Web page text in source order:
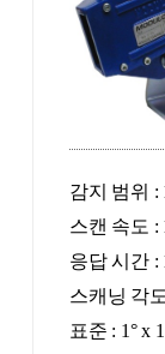
감지 범위 :
스캔 속도 :
응답 시간 :
스캐닝 각
표준 : 1° x